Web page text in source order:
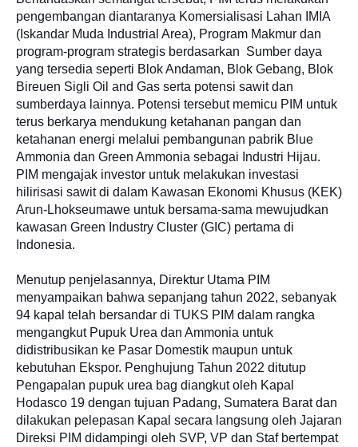
pengembangan diantaranya Komersialisasi Lahan IMIA
(Iskandar Muda Industrial Area), Program Makmur dan
program-program strategis berdasarkan Sumber daya
yang tersedia seperti Blok Andaman, Blok Gebang, Blok
Bireuen Sigli Oil and Gas serta potensi sawit dan
sumberdaya lainnya. Potensi tersebut memicu PIM untuk
terus berkarya mendukung ketahanan pangan dan
ketahanan energi melalui pembangunan pabrik Blue
Ammonia dan Green Ammonia sebagai Industri Hijau.
PIM mengajak investor untuk melakukan investasi
hilirisasi sawit di dalam Kawasan Ekonomi Khusus (KEK)
Arun-Lhokseumawe untuk bersama-sama mewujudkan
kawasan Green Industry Cluster (GIC) pertama di
Indonesia.
Menutup penjelasannya, Direktur Utama PIM
menyampaikan bahwa sepanjang tahun 2022, sebanyak
94 kapal telah bersandar di TUKS PIM dalam rangka
mengangkut Pupuk Urea dan Ammonia untuk
didistribusikan ke Pasar Domestik maupun untuk
kebutuhan Ekspor. Penghujung Tahun 2022 ditutup
Pengapalan pupuk urea bag diangkut oleh Kapal
Hodasco 19 dengan tujuan Padang, Sumatera Barat dan
dilakukan pelepasan Kapal secara langsung oleh Jajaran
Direksi PIM didampingi oleh SVP, VP dan Staf bertempat